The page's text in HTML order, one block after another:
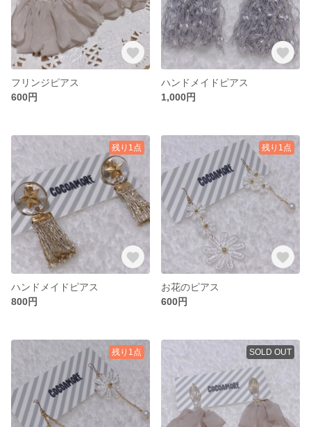
フリンジピアス
600円
ハンドメイドピアス
1,000円
残り1点
ハンドメイドピアス
800円
残り1点
お花のピアス
600円
残り1点 SOLD OUT